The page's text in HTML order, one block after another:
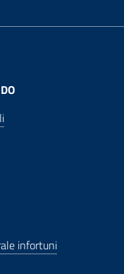
infortuni